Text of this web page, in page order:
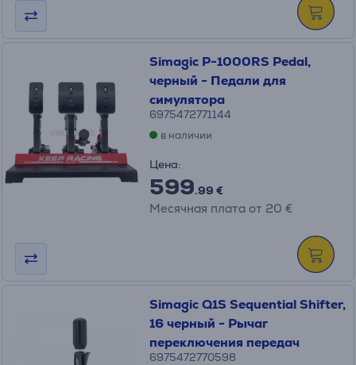
Simagic P-1000RS Pedal,
черный - Педали для
симулятора
6975472771144
в наличии
Цена:
599.99 €
Месячная плата от 20 €
Simagic Q1S Sequential Shifter,
16 черный - Рычаг
переключения передач
6975472770598